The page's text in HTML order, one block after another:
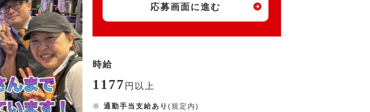
応募画面に進む
時給
1177 円 以上
※ 通勤手当支給あり (規定内)